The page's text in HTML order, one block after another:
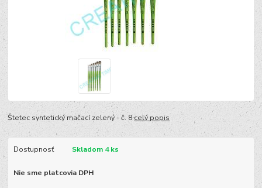
Štetec syntetický mačací zelený - č. 8celý popis
Dostupnosť Skladom 4 ks
Nie sme platcovia DPH